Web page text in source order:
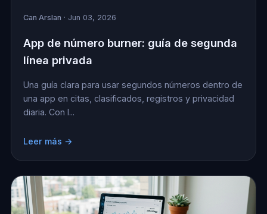
Can Arslan · Jun 03, 2026
App de número burner: guía de segunda
línea privada
Una guía clara para usar segundos números dentro de
una app en citas, clasificados, registros y privacidad
diaria. Con l...
Leer más →